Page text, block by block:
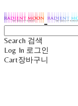
Search 검색
Log In 로그인
Cart장바구니